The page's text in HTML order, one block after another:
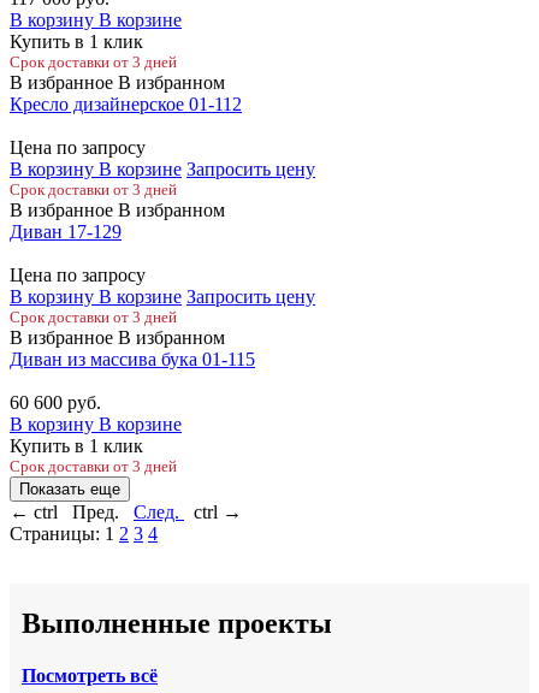
В корзину В корзине
Купить в 1 клик
Срок доставки от 3 дней
В избранное В избранном
Кресло дизайнерское 01-112
Цена по запросу
В корзину В корзине Запросить цену
Срок доставки от 3 дней
В избранное В избранном
Диван 17-129
Цена по запросу
В корзину В корзине Запросить цену
Срок доставки от 3 дней
В избранное В избранном
Диван из массива бука 01-115
60 600 руб.
В корзину В корзине
Купить в 1 клик
Срок доставки от 3 дней
Показать еще
← ctrl Пред. След. ctrl →
Страницы: 1 2 3 4
Выполненные проекты
Посмотреть всё